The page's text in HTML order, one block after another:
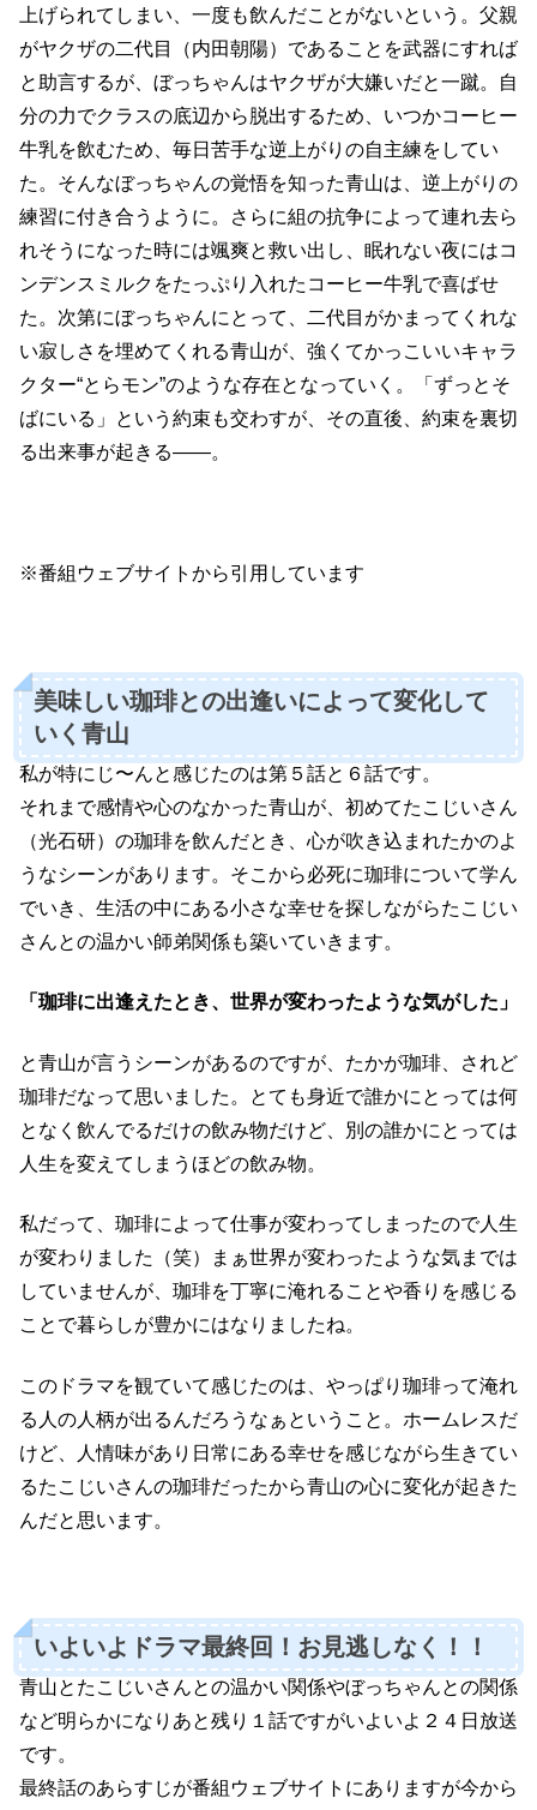
上げられてしまい、一度も飲んだことがないという。父親
がヤクザの二代目（内田朝陽）であることを武器にすれば
と助言するが、ぼっちゃんはヤクザが大嫌いだと一蹴。自
分の力でクラスの底辺から脱出するため、いつかコーヒー
牛乳を飲むため、毎日苦手な逆上がりの自主練をしてい
た。そんなぼっちゃんの覚悟を知った青山は、逆上がりの
練習に付き合うように。さらに組の抗争によって連れ去ら
れそうになった時には颯爽と救い出し、眠れない夜にはコ
ンデンスミルクをたっぷり入れたコーヒー牛乳で喜ばせ
た。次第にぼっちゃんにとって、二代目がかまってくれな
い寂しさを埋めてくれる青山が、強くてかっこいいキャラ
クター“とらモン”のような存在となっていく。「ずっとそ
ばにいる」という約束も交わすが、その直後、約束を裏切
る出来事が起きる――。
※番組ウェブサイトから引用しています
美味しい珈琲との出逢いによって変化して
いく青山
私が特にじ〜んと感じたのは第５話と６話です。
それまで感情や心のなかった青山が、初めてたこじいさん
（光石研）の珈琲を飲んだとき、心が吹き込まれたかのよ
うなシーンがあります。そこから必死に珈琲について学ん
でいき、生活の中にある小さな幸せを探しながらたこじい
さんとの温かい師弟関係も築いていきます。
「珈琲に出逢えたとき、世界が変わったような気がした」
と青山が言うシーンがあるのですが、たかが珈琲、されど
珈琲だなって思いました。とても身近で誰かにとっては何
となく飲んでるだけの飲み物だけど、別の誰かにとっては
人生を変えてしまうほどの飲み物。
私だって、珈琲によって仕事が変わってしまったので人生
が変わりました（笑）まぁ世界が変わったような気までは
していませんが、珈琲を丁寧に淹れることや香りを感じる
ことで暮らしが豊かにはなりましたね。
このドラマを観ていて感じたのは、やっぱり珈琲って淹れ
る人の人柄が出るんだろうなぁということ。ホームレスだ
けど、人情味があり日常にある幸せを感じながら生きてい
るたこじいさんの珈琲だったから青山の心に変化が起きた
んだと思います。
いよいよドラマ最終回！お見逃しなく！！
青山とたこじいさんとの温かい関係やぼっちゃんとの関係
など明らかになりあと残り１話ですがいよいよ２４日放送
です。
最終話のあらすじが番組ウェブサイトにありますが今から